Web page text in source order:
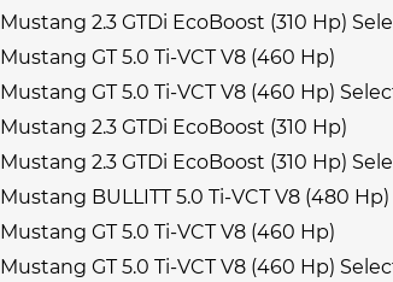
Mustang 2.3 GTDi EcoBoost (310 Hp)
Mustang GT 5.0 Ti-VCT V8 (460 Hp)
Mustang GT 5.0 Ti-VCT V8 (460 Hp)
Mustang 2.3 GTDi EcoBoost (310 Hp)
Mustang 2.3 GTDi EcoBoost (310 Hp)
Mustang BULLITT 5.0 Ti-VCT V8 (480 Hp)
Mustang GT 5.0 Ti-VCT V8 (460 Hp)
Mustang GT 5.0 Ti-VCT V8 (460 Hp)